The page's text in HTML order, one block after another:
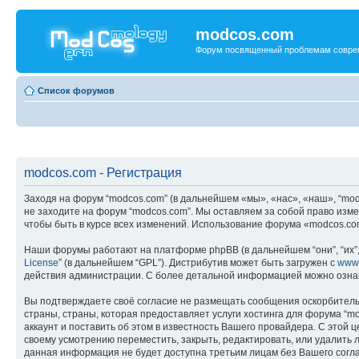
modcos.com
Форум посвященный проблемам
Список форумов
modcos.com - Регистрация
Заходя на форум “modcos.com” (в дальнейшем «мы», «нас», «наш»,
не заходите на форум “modcos.com”. Мы оставляем за собой право
чтобы быть в курсе всех изменений. Использование форума
Наши форумы работают на платформе phpBB (в дальнейшем “они”, “их”,
License” (в дальнейшем “GPL”). Дистрибутив может быть загружен с
действия администрации. С более детальной информацией можно
Вы подтверждаете своё согласие не размещать сообщения
страны, страны, которая предоставляет услуги хостинга для форума
аккаунт и поставить об этом в известность Вашего провайдера. С
своему усмотрению переместить, закрыть, редактировать, или
данная информация не будет доступна третьим лицам без Вашего